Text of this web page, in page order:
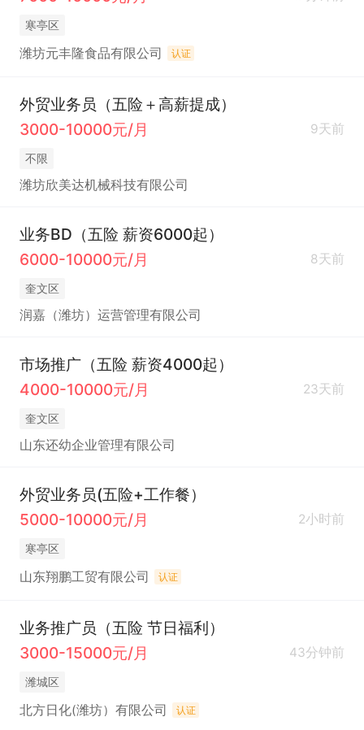
寒亭区
潍坊元丰隆食品有限公司 认证
外贸业务员（五险＋高薪提成）
3000-10000元/月
9天前
不限
潍坊欣美达机械科技有限公司
业务BD（五险 薪资6000起）
6000-10000元/月
8天前
奎文区
润嘉（潍坊）运营管理有限公司
市场推广（五险 薪资4000起）
4000-10000元/月
23天前
奎文区
山东还幼企业管理有限公司
外贸业务员(五险+工作餐）
5000-10000元/月
2小时前
寒亭区
山东翔鹏工贸有限公司 认证
业务推广员（五险 节日福利）
3000-15000元/月
43分钟前
潍城区
北方日化(潍坊）有限公司 认证